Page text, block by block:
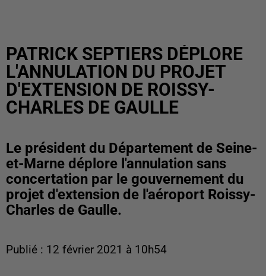
PATRICK SEPTIERS DÉPLORE
L'ANNULATION DU PROJET
D'EXTENSION DE ROISSY-
CHARLES DE GAULLE
Le président du Département de Seine-
et-Marne déplore l'annulation sans
concertation par le gouvernement du
projet d'extension de l'aéroport Roissy-
Charles de Gaulle.
Publié : 12 février 2021 à 10h54